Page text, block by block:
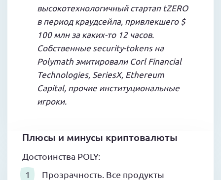
высокотехнологичный стартап tZERO
в период краудсейла, привлекшего $
100 млн за каких-то 12 часов.
Собственные security-tokens на
Polymath эмитировали Corl Financial
Technologies, SeriesX, Ethereum
Capital, прочие институциональные
игроки.
Плюсы и минусы криптовалюты
Достоинства POLY:
Прозрачность. Все продукты